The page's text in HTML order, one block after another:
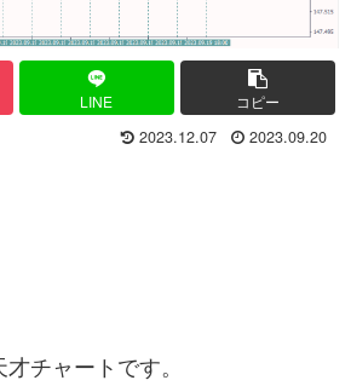
LINE コピー
2023.12.07 2023.09.20
チャートです。